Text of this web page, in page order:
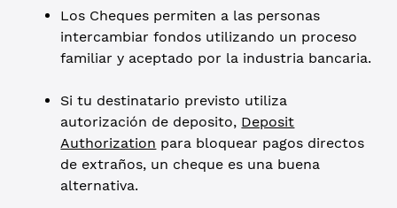
Los Cheques permiten a las personas
intercambiar fondos utilizando un proceso
familiar y aceptado por la industria bancaria.
Si tu destinatario previsto utiliza
autorización de deposito, Deposit
Authorization para bloquear pagos directos
de extraños, un cheque es una buena
alternativa.